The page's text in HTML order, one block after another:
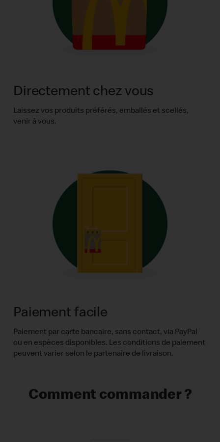
Directement chez vous
Laissez vos produits préférés, emballés et scellés,
venir à vous.
Paiement facile
Paiement par carte bancaire, sans contact, via PayPal
ou en espèces disponibles. Les conditions de paiement
peuvent varier selon le partenaire de livraison.
Comment commander ?